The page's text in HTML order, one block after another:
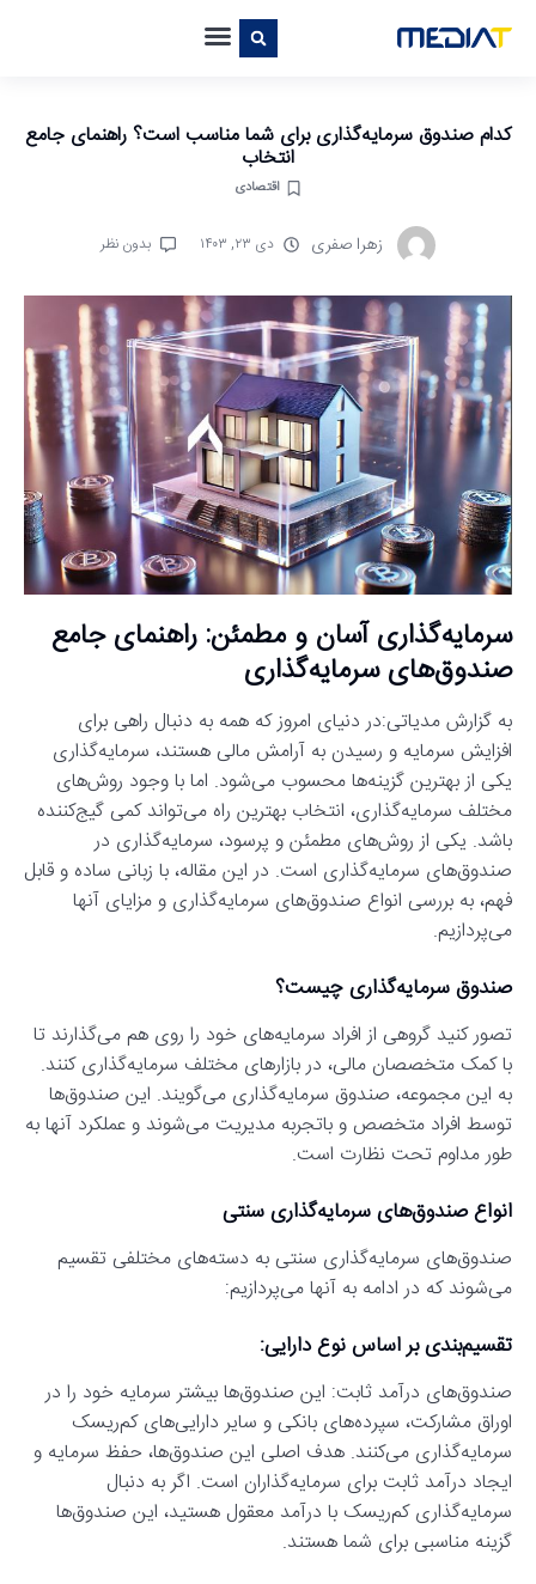
کدام صندوق سرمایه‌گذاری برای شما مناسب است؟ راهنمای جامع
انتخاب
اقتصادی
زهرا صفری دی ۲۳, ۱۴۰۳ بدون نظر
سرمایه‌گذاری آسان و مطمئن: راهنمای جامع
صندوق‌های سرمایه‌گذاری
به گزارش مدیاتی:در دنیای امروز که همه به دنبال راهی برای
افزایش سرمایه و رسیدن به آرامش مالی هستند، سرمایه‌گذاری
یکی از بهترین گزینه‌ها محسوب می‌شود. اما با وجود روش‌های
مختلف سرمایه‌گذاری، انتخاب بهترین راه می‌تواند کمی گیج‌کننده
باشد. یکی از روش‌های مطمئن و پرسود، سرمایه‌گذاری در
صندوق‌های سرمایه‌گذاری است. در این مقاله، با زبانی ساده و قابل
فهم، به بررسی انواع صندوق‌های سرمایه‌گذاری و مزایای آنها
می‌پردازیم.
صندوق سرمایه‌گذاری چیست؟
تصور کنید گروهی از افراد سرمایه‌های خود را روی هم می‌گذارند تا
با کمک متخصصان مالی، در بازارهای مختلف سرمایه‌گذاری کنند.
به این مجموعه، صندوق سرمایه‌گذاری می‌گویند. این صندوق‌ها
توسط افراد متخصص و باتجربه مدیریت می‌شوند و عملکرد آنها به
طور مداوم تحت نظارت است.
انواع صندوق‌های سرمایه‌گذاری سنتی
صندوق‌های سرمایه‌گذاری سنتی به دسته‌های مختلفی تقسیم
می‌شوند که در ادامه به آنها می‌پردازیم:
تقسیم‌بندی بر اساس نوع دارایی:
صندوق‌های درآمد ثابت: این صندوق‌ها بیشتر سرمایه خود را در
اوراق مشارکت، سپرده‌های بانکی و سایر دارایی‌های کم‌ریسک
سرمایه‌گذاری می‌کنند. هدف اصلی این صندوق‌ها، حفظ سرمایه و
ایجاد درآمد ثابت برای سرمایه‌گذاران است. اگر به دنبال
سرمایه‌گذاری کم‌ریسک با درآمد معقول هستید، این صندوق‌ها
گزینه مناسبی برای شما هستند.